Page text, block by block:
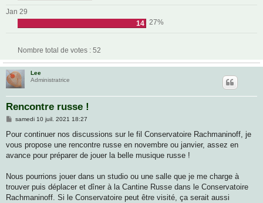
Jan 29
14 27%
Nombre total de votes : 52
Lee
Administratrice
Rencontre russe !
M
s
a
g
samedi 10 juil. 2021 18:27
Pour continuer nos discussions sur le fil Conservatoire Rachmaninoff, je
vous propose une rencontre russe en novembre ou janvier, assez en
avance pour préparer de jouer la belle musique russe !
Nous pourrions jouer dans un studio ou une salle que je me charge à
trouver puis déplacer et dîner à la Cantine Russe dans le Conservatoire
Rachmaninoff. Si le Conservatoire peut être visité, ça serait aussi